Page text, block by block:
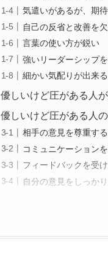
気遣いがあるが、期
自己の反省と改善を
言葉の使い方が鋭い
強いリーダーシップ
細かい気配りが出来る
優しいけど圧がある人
優しいけど圧がある人
相手の意見を尊重する
コミュニケーション
フィードバックを受
自分の意見をしっか